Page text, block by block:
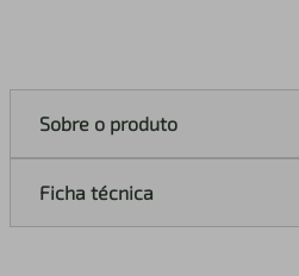
Sobre o produto
Ficha técnica